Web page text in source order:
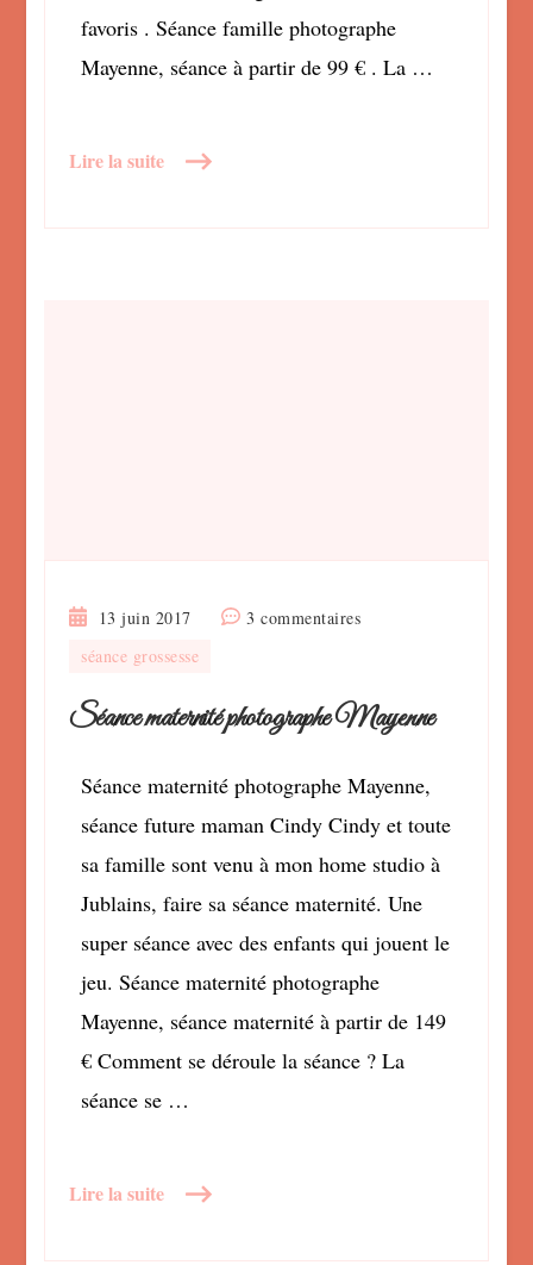
favoris . Séance famille photographe
Mayenne, séance à partir de 99 € . La …
Lire la suite
13 juin 2017 3 commentairessur
photographe
Mayenne
séance grossesse
Séance maternité photographe Mayenne
Séance maternité photographe Mayenne,
séance future maman Cindy Cindy et toute
sa famille sont venu à mon home studio à
Jublains, faire sa séance maternité. Une
super séance avec des enfants qui jouent le
jeu. Séance maternité photographe
Mayenne, séance maternité à partir de 149
€ Comment se déroule la séance ? La
séance se …
Lire la suite